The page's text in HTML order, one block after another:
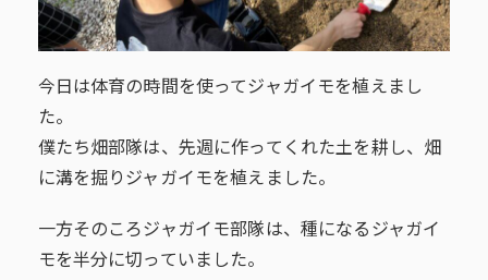
今日は体育の時間を使ってジャガイモを植えまし
た。
僕たち畑部隊は、先週に作ってくれた土を耕し、畑
に溝を掘りジャガイモを植えました。
一方そのころジャガイモ部隊は、種になるジャガイ
モを半分に切っていました。